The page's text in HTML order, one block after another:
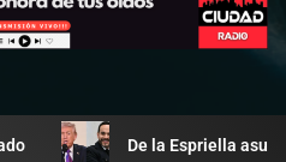
De la Espriella asume en